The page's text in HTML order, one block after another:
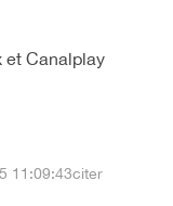
et Canalplay
11:09:43citer